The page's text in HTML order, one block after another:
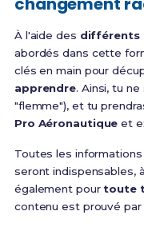
À l'aide des différents
abordés dans cette
clés en main pour
apprendre. Ainsi, tu ne
"flemme"), et tu
Pro Aéronautique et
Toutes les
seront indispensables,
également pourtoute
contenu est prouvé par